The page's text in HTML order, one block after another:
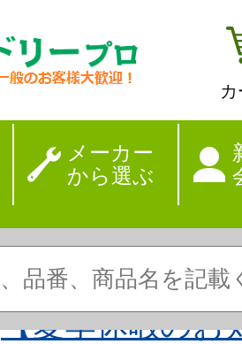
メーカー
から選ぶ
【夏季休暇のお